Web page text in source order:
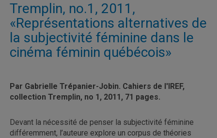
Tremplin, no.1, 2011,
«Représentations alternatives de
la subjectivité féminine dans le
cinéma féminin québécois»
Par Gabrielle Trépanier-Jobin. Cahiers de l'IREF,
collection Tremplin, no 1, 2011, 71 pages.
Devant la nécessité de penser la subjectivité féminine
différemment, l’auteure explore un corpus de théories